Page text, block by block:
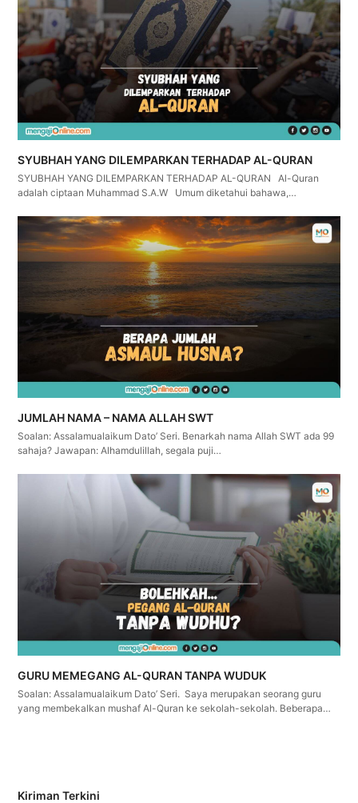
SYUBHAH YANG DILEMPARKAN TERHADAP AL-QURAN
SYUBHAH YANG DILEMPARKAN TERHADAP AL-QURAN Al-Quran
adalah ciptaan Muhammad S.A.W Umum diketahui bahawa,…
JUMLAH NAMA – NAMA ALLAH SWT
Soalan: Assalamualaikum Dato’ Seri. Benarkah nama Allah SWT ada 99
sahaja? Jawapan: Alhamdulillah, segala puji…
GURU MEMEGANG AL-QURAN TANPA WUDUK
Soalan: Assalamualaikum Dato’ Seri. Saya merupakan seorang guru
yang membekalkan mushaf Al-Quran ke sekolah-sekolah. Beberapa…
Kiriman Terkini